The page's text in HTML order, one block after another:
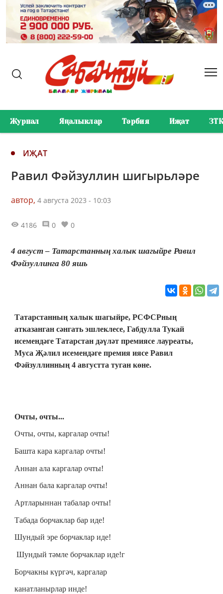
Журнал Яңалыклар Тәрбия Иҗат ЗТК
ИҖАТ
Равил Фәйзуллин шигырьләре
автор, 4 августа 2023 - 10:03
4186 0 0
4 август – Татарстанның халык шагыйре Равил
Фәйзуллинга 80 яшь
Татарстанның халык шагыйре, РСФСРның
атказанган сәнгать эшлеклесе, Габдулла Тукай
исемендәге Татарстан дәүләт премиясе лауреаты,
Муса Җәлил исемендәге премия иясе Равил
Фәйзуллинның 4 августта туган көне.
Очты, очты...
Очты, очты, каргалар очты!
Башта кара каргалар очты!
Аннан ала каргалар очты!
Аннан бала каргалар очты!
Артларыннан табалар очты!
Табада борчаклар бар иде!
Шундый эре борчаклар иде!
Шундый тәмле борчаклар иде!г
Борчакны күргәч, каргалар
канатланырлар инде!